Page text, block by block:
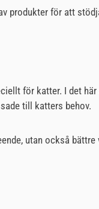
produkter för att
för katter. I det
till katters behov.
utan också